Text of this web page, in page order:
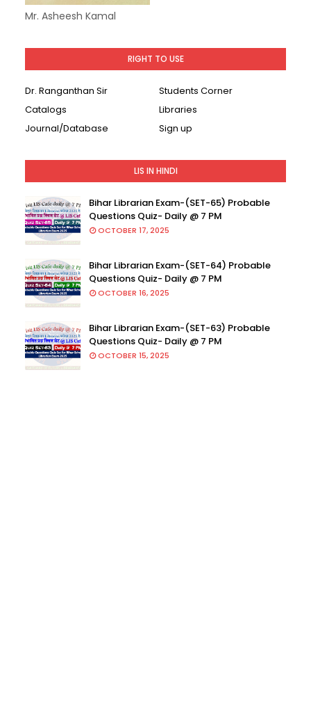
Mr. Asheesh Kamal
RIGHT TO USE
Dr. Ranganthan Sir
Students Corner
Catalogs
Libraries
Journal/Database
Sign up
LIS IN HINDI
Bihar Librarian Exam-(SET-65) Probable
Questions Quiz- Daily @ 7 PM
OCTOBER 17, 2025
Bihar Librarian Exam-(SET-64) Probable
Questions Quiz- Daily @ 7 PM
OCTOBER 16, 2025
Bihar Librarian Exam-(SET-63) Probable
Questions Quiz- Daily @ 7 PM
OCTOBER 15, 2025